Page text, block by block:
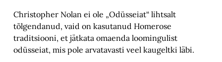
Christopher Nolan ei ole „Odüsseiat“ lihtsalt
tõlgendanud, vaid on kasutanud Homerose
tra‎ditsiooni, et jätkata omaenda loomingulist
odüsseiat, mis pole arvatavasti veel kaugeltki läbi.‎